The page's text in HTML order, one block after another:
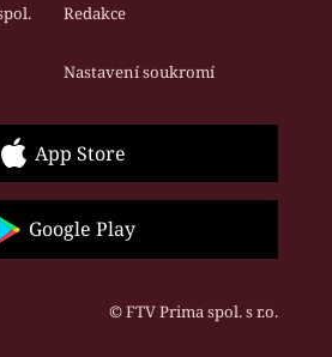
Redakce
Nastavení soukromí
App Store
Google Play
© FTV Prima spol. s r.o.